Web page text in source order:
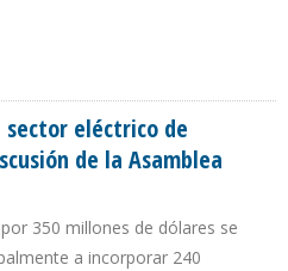
sector eléctrico de
de la Asamblea
350 millones de dólares se
a incorporar 240